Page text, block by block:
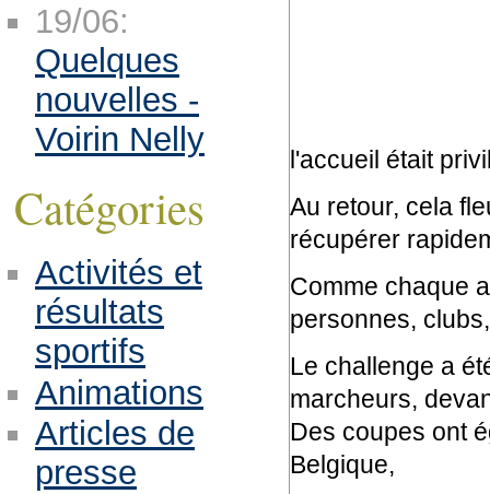
l'accueil était
Au retour, cela
récupérer
Comme chaque
personnes,
Le challenge a
marcheurs,
Des coupes ont
Belgique,
19/06:
Quelques
nouvelles -
Voirin Nelly
Catégories
Activités et
résultats
sportifs
Animations
Articles de
presse